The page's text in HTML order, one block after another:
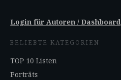
Login für Autoren / Dashboard
BELIEBTE KATEGORIEN
TOP 10 Listen
Porträts